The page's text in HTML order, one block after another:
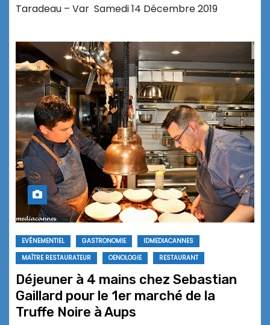
Taradeau – Var Samedi 14 Décembre 2019
EVÉNEMENTIEL GASTRONOMIE
IDMEDIACANNES
MAÎTRE RESTAURATEUR
OENOLOGIE RESTAURANT
Déjeuner à 4 mains chez Sebastian
Gaillard pour le 1er marché de la
Truffe Noire à Aups